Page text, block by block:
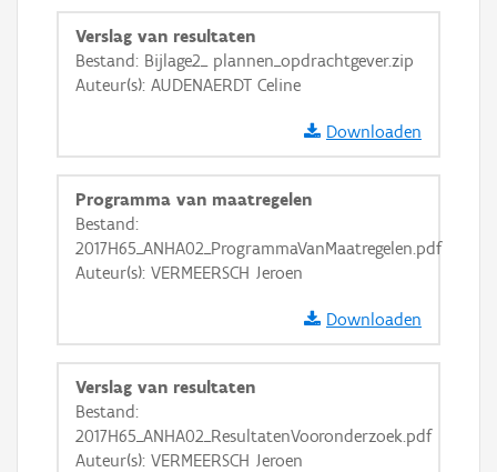
Basis Lagen
Ortho
GRB-Basiskaart
GRB-Basiskaart in grijswaarden
Verslag van resultaten
Bestand: Bijlage2_ plannen_opdrachtgever.zip
Auteur(s): AUDENAERDT Celine
Downloaden
Programma van maatregelen
Bestand:
2017H65_ANHA02_ProgrammaVanMaatregelen.pdf
Auteur(s): VERMEERSCH Jeroen
Downloaden
Verslag van resultaten
Bestand:
2017H65_ANHA02_ResultatenVooronderzoek.pdf
Auteur(s): VERMEERSCH Jeroen